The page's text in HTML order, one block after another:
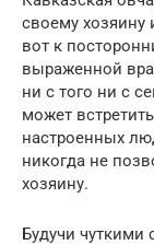
своему хозяину
вот к
выраженной
ни с того ни с
может
настроенных
никогда не
хозяину.
Будучи чуткими